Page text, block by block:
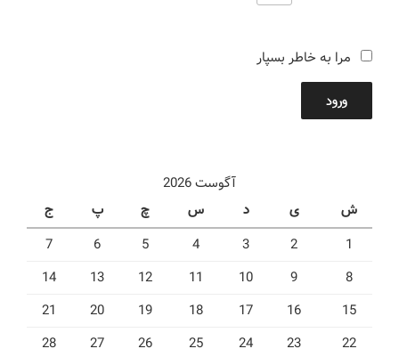
مرا به خاطر بسپار
ورود
آگوست 2026
ش
ی د س چ پ
ج
1
2
3
4
5
6
7
8
9
10
11
12
13
14
15
16
17
18
19
20
21
22
23
24
25
26
27
28